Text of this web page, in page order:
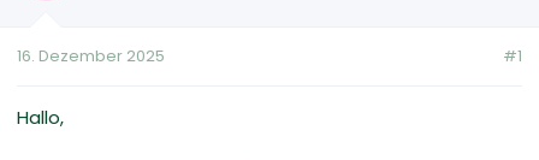
r
a
16. Dezember 2025 #1
Hallo,